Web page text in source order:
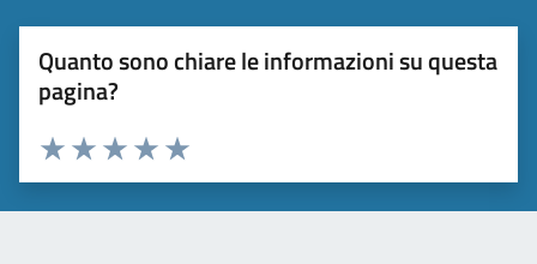
Quanto sono chiare le informazioni su questa
pagina?
Valuta 5 stelle su 5
Valuta 4 stelle su 5
Valuta 3 stelle su 5
Valuta 2 stelle su 5
Valuta 1 stelle su 5